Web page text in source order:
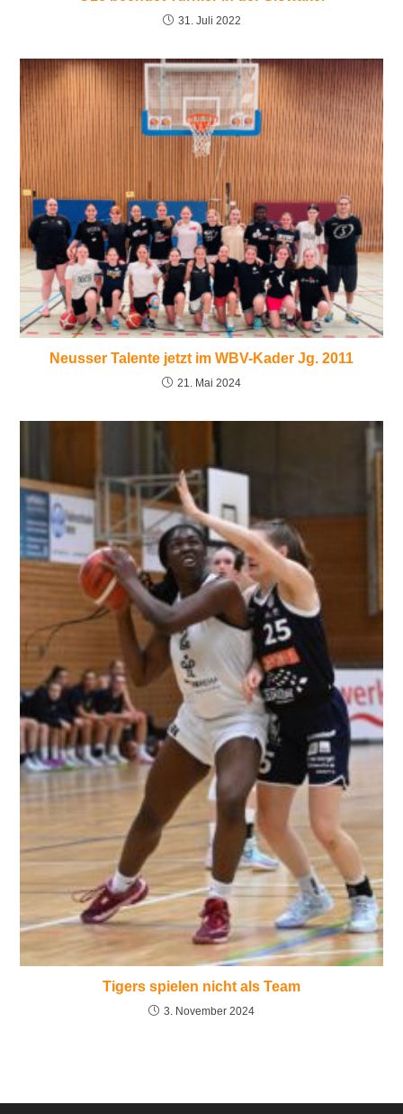
31. Juli 2022
Neusser Talente jetzt im WBV-Kader Jg. 2011
21. Mai 2024
Tigers spielen nicht als Team
3. November 2024